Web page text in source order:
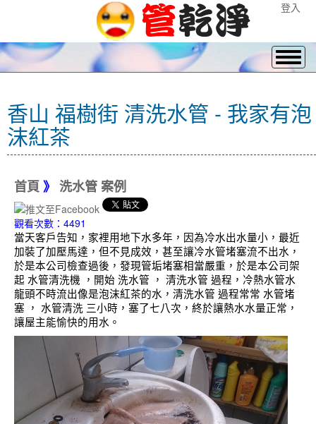
登入
香山 福樹街 清洗水管 - 我家有泡
沫紅茶
首頁 》 洗水管 案例
觀看次數：4491
當天客戶告知，家裡用地下水多年，因為冷水出水量小，最近
加裝了加壓馬達，但不見成效，甚至讓冷水管堵塞流不出水，
於是本公司檢查過後，發現管垢堵塞相當嚴重，於是本公司架
起 水管清洗機 ，開始 洗水管 ， 清洗水管 過程，冷熱水管水
龍頭不時流出像是泡沫紅茶的水，清洗水管 過程常常 水管堵
塞 ， 水管清洗 三小時，塞了七八次，終於讓熱水水量正常，
讓屋主能愉快的用水。